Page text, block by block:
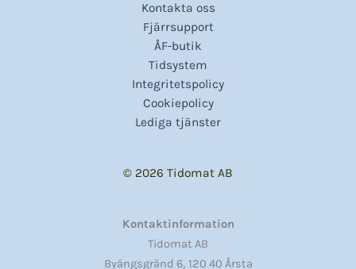
Kontakta oss
Fjärrsupport
ÅF-butik
Tidsystem
Integritetspolicy
Cookiepolicy
Lediga tjänster
© 2026 Tidomat AB
Kontaktinformation
Tidomat AB
Byängsgränd 6, 120 40 Årsta